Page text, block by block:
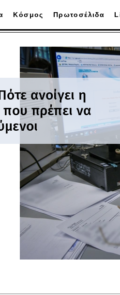
Κόσμος Πρωτοσέλιδα
ανοίγει η
πρέπει να